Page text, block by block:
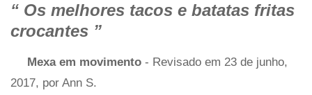
“ Os melhores tacos e batatas fritas
crocantes ”
Mexa em movimento - Revisado em 23 de junho,
2017, por Ann S.